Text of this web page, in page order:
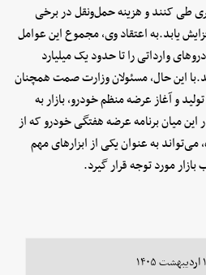
طی کنند و هزینه حمل‌ونقل در برخی
تومان افزایش یابد.به اعتقاد وی، مجموع این عوامل
وارداتی را تا حدود یک میلیارد
این حال، مسئولان وزارت صمت همچنان
و آغاز عرضه منظم خودرو، بازار به
میان برنامه عرضه هفتگی خودرو که از
به عنوان یکی از ابزارهای مهم
مورد توجه قرار گیرد.